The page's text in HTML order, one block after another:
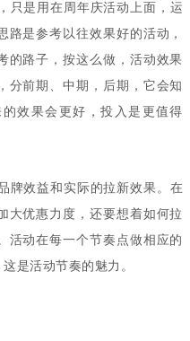
只是用在周年庆活动上面，运
是参考以往效果好的活动，
的路子，按这么做，活动效果
分前期、中期，后期，它会知
效果会更好，投入是更值得
牌效益和实际的拉新效果。在
大优惠力度，还要想着如何拉
活动在每一个节奏点做相应的
是活动节奏的魅力。